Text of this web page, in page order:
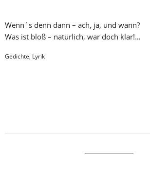
Wenn´s denn dann – ach, ja, und wann?
Was ist bloß – natürlich, war doch klar!…
Gedichte, Lyrik